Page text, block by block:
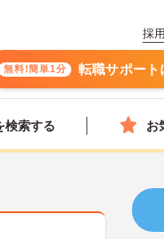
採
無料!簡単1分 転職サポート
検索する お